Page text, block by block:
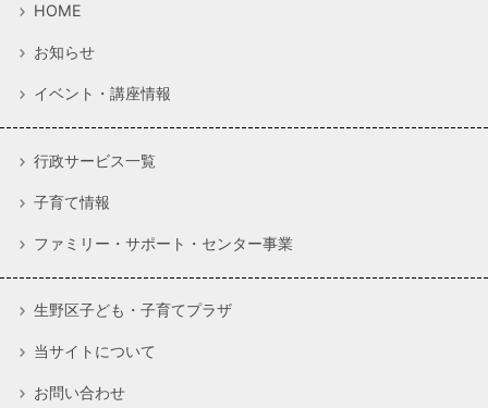
HOME
お知らせ
イベント・講座情報
行政サービス一覧
子育て情報
ファミリー・サポート・センター事業
生野区子ども・子育てプラザ
当サイトについて
お問い合わせ